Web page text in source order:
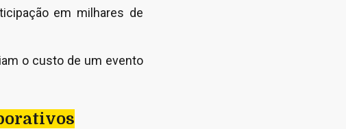
em milhares de
o custo de um evento